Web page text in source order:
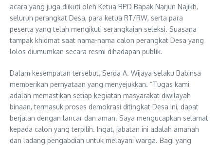
acara yang juga diikuti oleh Ketua BPD Bapak Narjun Najikh,
seluruh perangkat Desa, para ketua RT/RW, serta para
peserta yang telah mengikuti serangkaian seleksi. Suasana
tampak khidmat saat nama-nama calon perangkat Desa yang
lolos diumumkan secara resmi dihadapan publik.
Dalam kesempatan tersebut, Serda A. Wijaya selaku Babinsa
memberikan pernyataan yang menyejukkan. “Tugas kami
adalah memastikan setiap kegiatan masyarakat diwilayah
binaan, termasuk proses demokrasi ditingkat Desa ini, dapat
berjalan dengan lancar dan aman. Saya mengucapkan selamat
kepada calon yang terpilih. Ingat, jabatan ini adalah amanah
dan ladang pengabdian untuk melayani warga. Bagi yang